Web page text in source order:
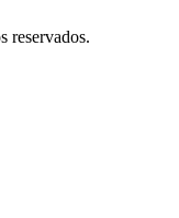
reservados.